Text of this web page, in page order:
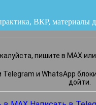
ВКР
или напишите нам
пишите в MAX
Telegram и WhatsApp
дойти.